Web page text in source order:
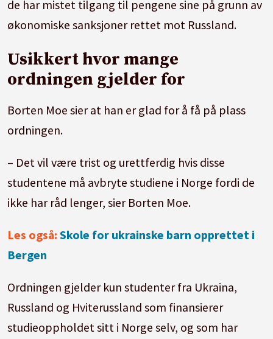
de har mistet tilgang til pengene sine på grunn av
økonomiske sanksjoner rettet mot Russland.
Usikkert hvor mange
ordningen gjelder for
Borten Moe sier at han er glad for å få på plass
ordningen.
– Det vil være trist og urettferdig hvis disse
studentene må avbryte studiene i Norge fordi de
ikke har råd lenger, sier Borten Moe.
Les også:Skole for ukrainske barn opprettet i
Bergen
Ordningen gjelder kun studenter fra Ukraina,
Russland og Hviterussland som finansierer
studieoppholdet sitt i Norge selv, og som har